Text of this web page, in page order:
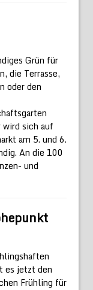
Grün für
die Terrasse,
oder den
sich auf
am 5. und 6.
An die 100
und
es jetzt den
Frühling für